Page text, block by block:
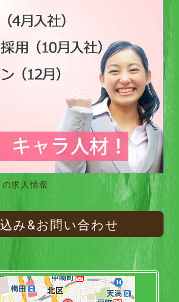
求人情報
み&お問い合わせ